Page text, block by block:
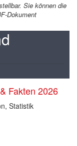
Sie können die
Dokument
Fakten 2026
Statistik